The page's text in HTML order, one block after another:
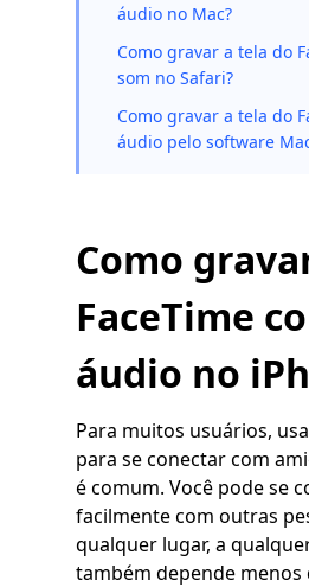
áudio no Mac?
Como gravar a tela do
som no Safari?
Como gravar a tela do
áudio pelo software
Como
FaceTime
áudio no
Para muitos usuários,
para se conectar com
é comum. Você pode se
facilmente com outras
qualquer lugar, a
também depende menos